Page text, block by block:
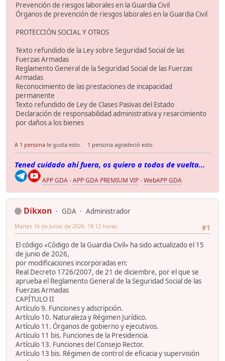
Prevención de riesgos laborales en la Guardia Civil
Órganos de prevención de riesgos laborales en la Guardia Civil
PROTECCIÓN SOCIAL Y OTROS
Texto refundido de la Ley sobre Seguridad Social de las
Fuerzas Armadas
Reglamento General de la Seguridad Social de las Fuerzas
Armadas
Reconocimiento de las prestaciones de incapacidad
permanente
Texto refundido de Ley de Clases Pasivas del Estado
Declaración de responsabilidad administrativa y resarcimiento
por daños a los bienes
A 1 persona le gusta esto. 1 persona agradeció esto.
Tened cuidado ahí fuera, os quiero a todos de vuelta...
APP GDA-APP GDA PREMIUM VIP-WebAPP GDA
Dikxon GDA
Administrador
#1
Martes 16 de Junio de 2026. 18:12 horas.
El código «Código de la Guardia Civil» ha sido actualizado el 15
de junio de 2026,
por modificaciones incorporadas en:
Real Decreto 1726/2007, de 21 de diciembre, por el que se
aprueba el Reglamento General de la Seguridad Social de las
Fuerzas Armadas
CAPÍTULO II
Artículo 9. Funciones y adscripción.
Artículo 10. Naturaleza y Régimen Jurídico.
Artículo 11. Órganos de gobierno y ejecutivos.
Artículo 11 bis. Funciones de la Presidencia.
Artículo 13. Funciones del Consejo Rector.
Artículo 13 bis. Régimen de control de eficacia y supervisión